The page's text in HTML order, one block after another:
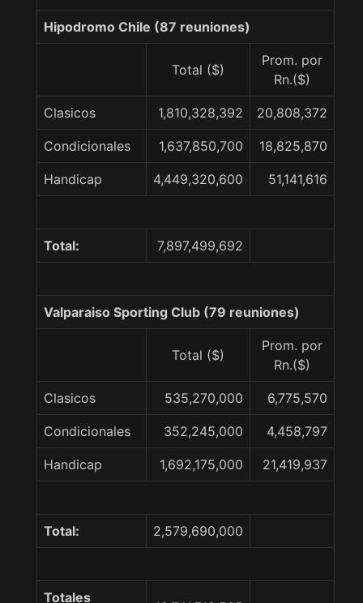
Hipodromo Chile (87 reuniones)
Total ($)
Prom. por
Rn.($)
Clasicos 1,810,328,392 20,808,372
Condicionales 1,637,850,700 18,825,870
Handicap 4,449,320,600 51,141,616
Total: 7,897,499,692
Valparaiso Sporting Club (79 reuniones)
Total ($)
Prom. por
Rn.($)
Clasicos 535,270,000 6,775,570
Condicionales 352,245,000 4,458,797
Handicap 1,692,175,000 21,419,937
Total: 2,579,690,000
Totales